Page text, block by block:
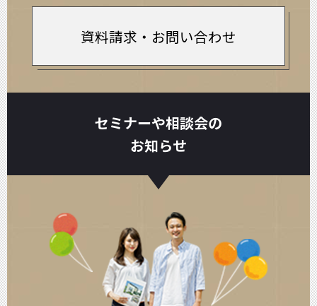
資料請求・お問い合わせ
セミナーや相談会の
お知らせ